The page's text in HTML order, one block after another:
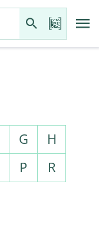
G
H
P
R